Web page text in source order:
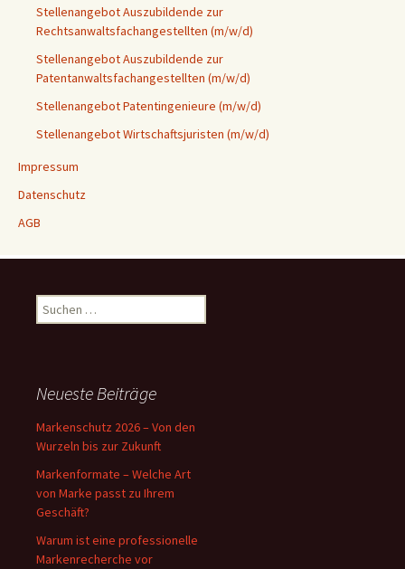
Stellenangebot Auszubildende zur
Rechtsanwaltsfachangestellten (m/w/d)
Stellenangebot Auszubildende zur
Patentanwaltsfachangestellten (m/w/d)
Stellenangebot Patentingenieure (m/w/d)
Stellenangebot Wirtschaftsjuristen (m/w/d)
Impressum
Datenschutz
AGB
Suchen
nach:
Neueste Beiträge
Markenschutz 2026 – Von den
Wurzeln bis zur Zukunft
Markenformate – Welche Art
von Marke passt zu Ihrem
Geschäft?
Warum ist eine professionelle
Markenrecherche vor